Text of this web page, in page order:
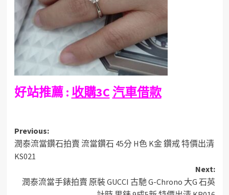
好站推薦 : 收購3C汽車借款
Post
navigation
Previous:
潤泰流當鑽石拍賣 流當鑽石 45分 H色 K金 鑽戒 特價出清
KS021
Next:
潤泰流當手錶拍賣 原裝 GUCCI 古馳 G-Chrono 大G 石英